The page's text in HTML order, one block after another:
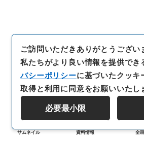
サムネイル 資料情報 全
ご訪問いただきありがとうござい
私たちがより良い情報を提供でき
バシーポリシーに基づいたクッ
取得と利用に同意をお願いいたし
必要最小限